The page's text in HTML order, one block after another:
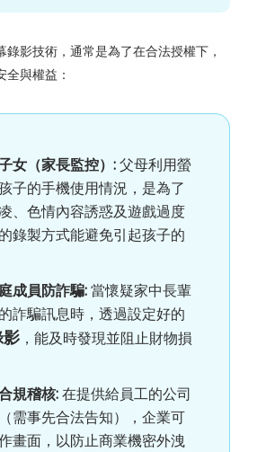
影技術，通常是為了在合法授權下，
與權益：
女（家長監控）:父母利用螢
子的手機使用情況，是為了
、色情內容誘惑及遊戲過度
錄製方式能避免引起孩子的
成員防詐騙:當懷疑家中長輩
詐騙訊息時，透過設定好的
，能及時發現並阻止財物損
規稽核:在提供給員工的公司
需事先合法告知），企業可
畫面，以防止商業機密外洩